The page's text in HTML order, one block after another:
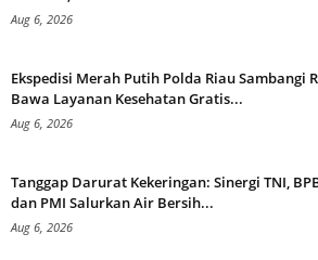
Aug 6, 2026
Ekspedisi Merah Putih Polda Riau Sambangi
Bawa Layanan Kesehatan Gratis...
Aug 6, 2026
Tanggap Darurat Kekeringan: Sinergi TNI,
dan PMI Salurkan Air Bersih...
Aug 6, 2026